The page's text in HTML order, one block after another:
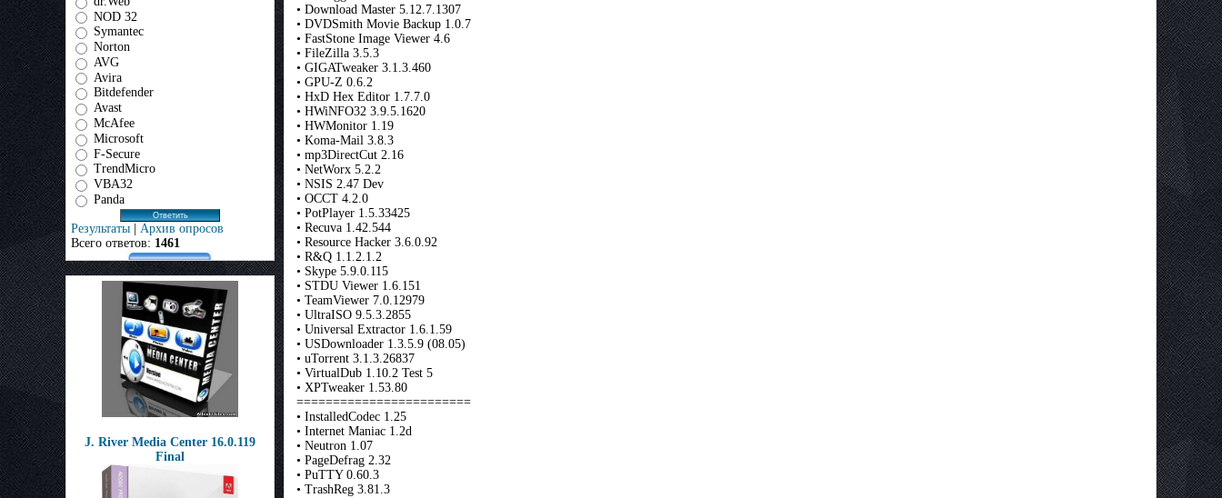
NOD 32
Symantec
Norton
AVG
Avira
Bitdefender
Avast
McAfee
Microsoft
F-Secure
TrendMicro
VBA32
Panda
Результаты | Архив опросов
Всего ответов: 1461
J. River Media Center 16.0.119
Final
• Download Master 5.12.7.1307
• DVDSmith Movie Backup 1.0.7
• FastStone Image Viewer 4.6
• FileZilla 3.5.3
• GIGATweaker 3.1.3.460
• GPU-Z 0.6.2
• HxD Hex Editor 1.7.7.0
• HWiNFO32 3.9.5.1620
• HWMonitor 1.19
• Koma-Mail 3.8.3
• mp3DirectCut 2.16
• NetWorx 5.2.2
• NSIS 2.47 Dev
• OCCT 4.2.0
• PotPlayer 1.5.33425
• Recuva 1.42.544
• Resource Hacker 3.6.0.92
• R&Q 1.1.2.1.2
• Skype 5.9.0.115
• STDU Viewer 1.6.151
• TeamViewer 7.0.12979
• UltraISO 9.5.3.2855
• Universal Extractor 1.6.1.59
• USDownloader 1.3.5.9 (08.05)
• uTorrent 3.1.3.26837
• VirtualDub 1.10.2 Test 5
• XPTweaker 1.53.80
========================
• InstalledCodec 1.25
• Internet Maniac 1.2d
• Neutron 1.07
• PageDefrag 2.32
• PuTTY 0.60.3
• TrashReg 3.81.3